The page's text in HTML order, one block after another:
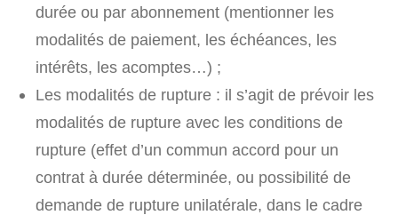
durée ou par abonnement (mentionner les
modalités de paiement, les échéances, les
intérêts, les acomptes…) ;
Les modalités de rupture : il s’agit de prévoir les
modalités de rupture avec les conditions de
rupture (effet d’un commun accord pour un
contrat à durée déterminée, ou possibilité de
demande de rupture unilatérale, dans le cadre